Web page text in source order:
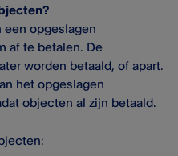
opgeslagen
af te betalen. De
worden betaald, of apart.
het opgeslagen
objecten al zijn betaald.